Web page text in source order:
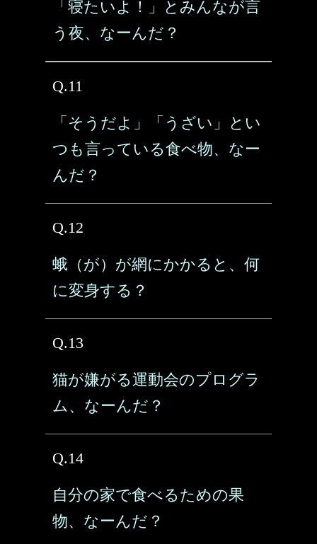
「寝たいよ！」とみんなが言
う夜、なーんだ？
Q.11
「そうだよ」「うざい」とい
つも言っている食べ物、なー
んだ？
Q.12
蛾（が）が網にかかると、何
に変身する？
Q.13
猫が嫌がる運動会のプログラ
ム、なーんだ？
Q.14
自分の家で食べるための果
物、なーんだ？